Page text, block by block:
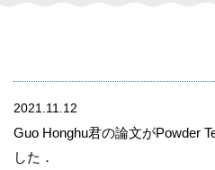
2021.11.12
Guo Honghu君の論文がPowder
した．